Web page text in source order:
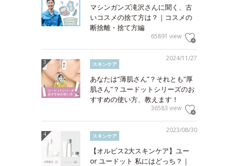
マシンガンズ滝沢さんに聞く、古
いコスメの捨て方は？｜コスメの
断捨離・捨て方編
65891 view
2024/11/27
スキンケア
あなたは“薄肌さん”？それとも“厚
肌さん”？ユードットシリーズのお
すすめの使い方、教えます！
36583 view
2023/08/30
スキンケア
【オルビス2大スキンケア】ユー
or ユードット 私にはどっち？｜